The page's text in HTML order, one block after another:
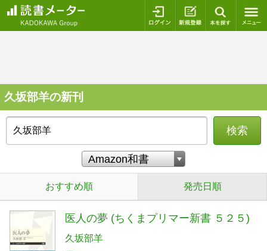
ログイン 新規登録
久坂部羊の新刊
検索
おすすめ順 発売日順
医人の夢 (ちくまプリマー新書 ５２５)
久坂部羊